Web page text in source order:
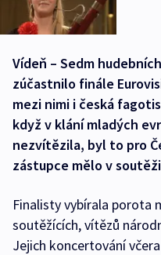
Vídeň – Sedm
zúčastnilo finále
mezi nimi i česká
když v klání mladých
nezvítězila, byl to pro
zástupce mělo v
Finalisty vybírala porota
soutěžících, vítězů
Jejich koncertování